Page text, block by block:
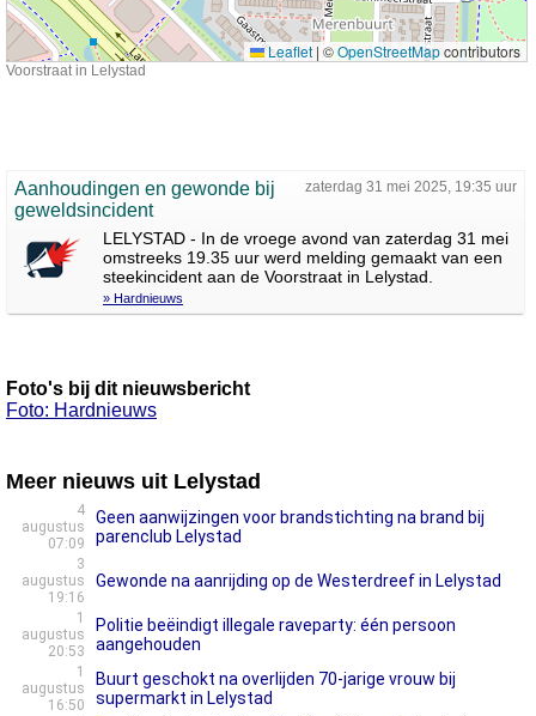
Leaflet | ©OpenStreetMapcontributors
Voorstraat in Lelystad
zaterdag 31 mei 2025, 19:35 uur
Aanhoudingen en gewonde bij
geweldsincident
LELYSTAD - In de vroege avond van zaterdag 31 mei
omstreeks 19.35 uur werd melding gemaakt van een
steekincident aan de Voorstraat in Lelystad.
» Hardnieuws
Foto's bij dit nieuwsbericht
Foto: Hardnieuws
Meer nieuws uit Lelystad
4
augustus
07:09
Geen aanwijzingen voor brandstichting na brand bij
parenclub Lelystad
3
augustus
19:16
Gewonde na aanrijding op de Westerdreef in Lelystad
1
augustus
20:53
Politie beëindigt illegale raveparty: één persoon
aangehouden
1
augustus
16:50
Buurt geschokt na overlijden 70-jarige vrouw bij
supermarkt in Lelystad